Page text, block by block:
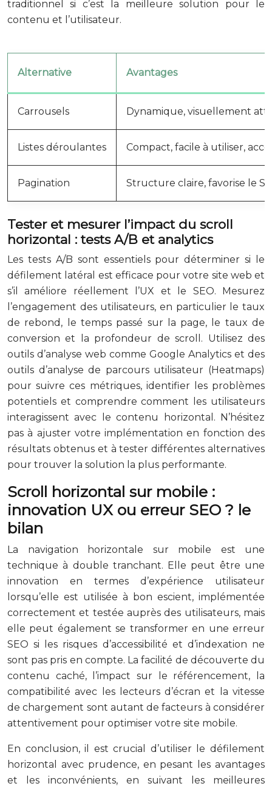
traditionnel si c’est la meilleure solution pour le
contenu et l’utilisateur.
Alternative Avantages
Carrousels Dynamique, visuellement
Listes déroulantes Compact, facile à utiliser,
Pagination Structure claire, favorise le
Tester et mesurer l’impact du scroll
horizontal : tests A/B et analytics
Les tests A/B sont essentiels pour déterminer si le
défilement latéral est efficace pour votre site web et
s’il améliore réellement l’UX et le SEO. Mesurez
l’engagement des utilisateurs, en particulier le taux
de rebond, le temps passé sur la page, le taux de
conversion et la profondeur de scroll. Utilisez des
outils d’analyse web comme Google Analytics et des
outils d’analyse de parcours utilisateur (Heatmaps)
pour suivre ces métriques, identifier les problèmes
potentiels et comprendre comment les utilisateurs
interagissent avec le contenu horizontal. N’hésitez
pas à ajuster votre implémentation en fonction des
résultats obtenus et à tester différentes alternatives
pour trouver la solution la plus performante.
Scroll horizontal sur mobile :
innovation UX ou erreur SEO ? le
bilan
La navigation horizontale sur mobile est une
technique à double tranchant. Elle peut être une
innovation en termes d’expérience utilisateur
lorsqu’elle est utilisée à bon escient, implémentée
correctement et testée auprès des utilisateurs, mais
elle peut également se transformer en une erreur
SEO si les risques d’accessibilité et d’indexation ne
sont pas pris en compte. La facilité de découverte du
contenu caché, l’impact sur le référencement, la
compatibilité avec les lecteurs d’écran et la vitesse
de chargement sont autant de facteurs à considérer
attentivement pour optimiser votre site mobile.
En conclusion, il est crucial d’utiliser le défilement
horizontal avec prudence, en pesant les avantages
et les inconvénients, en suivant les meilleures